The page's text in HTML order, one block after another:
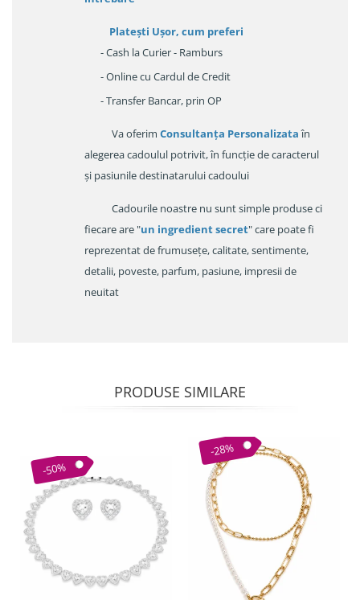
Platești Ușor, cum preferi
- Cash la Curier - Ramburs
- Online cu Cardul de Credit
- Transfer Bancar, prin OP
Va oferim Consultanța Personalizataîn
alegerea cadoulul potrivit, în funcție de caracterul
și pasiunile destinatarului cadoului
Cadourile noastre nu sunt simple produse ci
fiecare are "un ingredient secret" care poate fi
reprezentat de frumusețe, calitate, sentimente,
detalii, poveste, parfum, pasiune, impresii de
neuitat
PRODUSE SIMILARE
-50%
-28%